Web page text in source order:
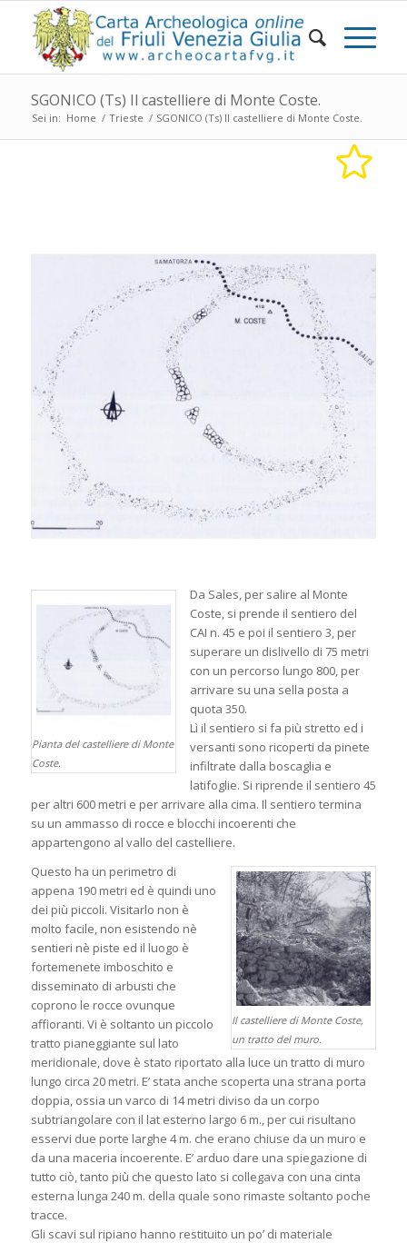
SGONICO (Ts) Il castelliere di Monte Coste.
Sei in: Home / Trieste / SGONICO (Ts) Il castelliere di Monte Coste.
Pianta del castelliere di Monte
Coste.
Da Sales, per salire al Monte
Coste, si prende il sentiero del
CAI n. 45 e poi il sentiero 3, per
superare un dislivello di 75 metri
con un percorso lungo 800, per
arrivare su una sella posta a
quota 350.
Lì il sentiero si fa più stretto ed i
versanti sono ricoperti da pinete
infiltrate dalla boscaglia e
latifoglie. Si riprende il sentiero 45
per altri 600 metri e per arrivare alla cima. Il sentiero termina
su un ammasso di rocce e blocchi incoerenti che
appartengono al vallo del castelliere.
Il castelliere di Monte Coste,
un tratto del muro.
Questo ha un perimetro di
appena 190 metri ed è quindi uno
dei più piccoli. Visitarlo non è
molto facile, non esistendo nè
sentieri nè piste ed il luogo è
fortemenete imboschito e
disseminato di arbusti che
coprono le rocce ovunque
affioranti. Vi è soltanto un piccolo
tratto pianeggiante sul lato
meridionale, dove è stato riportato alla luce un tratto di muro
lungo circa 20 metri. E’ stata anche scoperta una strana porta
doppia, ossia un varco di 14 metri diviso da un corpo
subtriangolare con il lat esterno largo 6 m., per cui risultano
esservi due porte larghe 4 m. che erano chiuse da un muro e
da una maceria incoerente. E’ arduo dare una spiegazione di
tutto ciò, tanto più che questo lato si collegava con una cinta
esterna lunga 240 m. della quale sono rimaste soltanto poche
tracce.
Gli scavi sul ripiano hanno restituito un po’ di materiale